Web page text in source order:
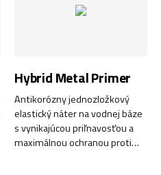
Hybrid Metal Primer
Antikorózny jednozložkový
elastický náter na vodnej báze
s vynikajúcou priľnavosťou a
maximálnou ochranou proti